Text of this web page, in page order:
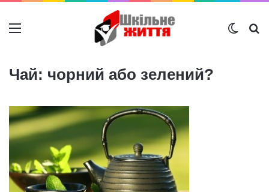
Меню
Чай: чорний або зелений?